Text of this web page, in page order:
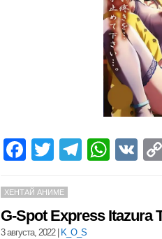
Facebook
TwitterTelegram
VK
ХЕНТАЙ АНИМЕ
G-Spot Express Itazura
3 августа, 2022| K_O_S